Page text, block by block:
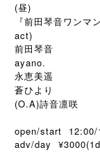
(昼)
『前田琴音ワンマ
act)
前田琴音
ayano.
永恵美遥
蒼ひより
(O.A)詩音凛咲
open/start 12:00/
adv/day